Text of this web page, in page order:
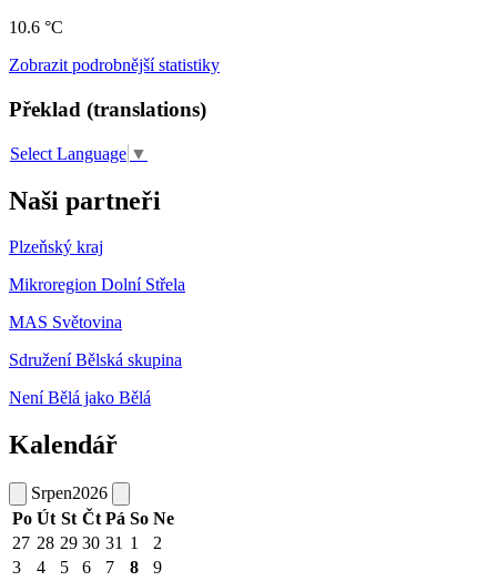
10.6 °C
Zobrazit podrobnější statistiky
Překlad (translations)
Select Language ▼
Naši partneři
Plzeňský kraj
Mikroregion Dolní Střela
MAS Světovina
Sdružení Bělská skupina
Není Bělá jako Bělá
Kalendář
Srpen2026
Po Út St Čt Pá So Ne
27 28 29 30 31 1
2
3
4 5 6 7 8
9